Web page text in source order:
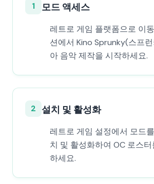
1 모드 액세스
레트로 게임 플랫폼으로 이
션에서 Kino Sprunky(스프
아 음악 제작을 시작하세요.
2 설치 및 활성화
레트로 게임 설정에서 모드
치 및 활성화하여 OC 로스
하세요.